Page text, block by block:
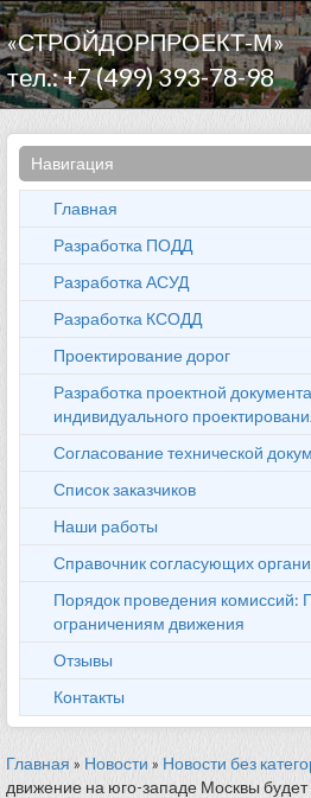
«СТРОЙДОРПРОЕКТ-М»
тел.: +7 (499) 393-78-98
Навигация
Главная
Разработка ПОДД
Разработка АСУД
Разработка КСОДД
Проектирование дорог
Разработка проектной
индивидуального
Согласование технической
Список заказчиков
Наши работы
Справочник согласующих
Порядок проведения
ограничениям движения
Отзывы
Контакты
Главная » Новости » Новости без
движение на юго-западе Москвы будет